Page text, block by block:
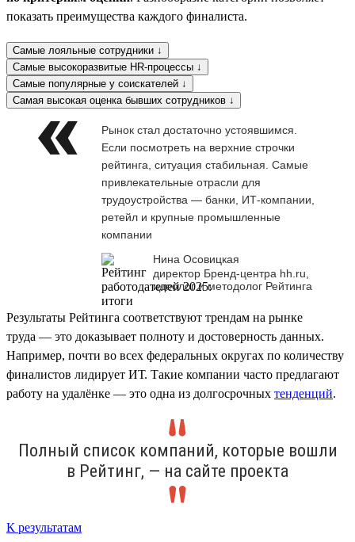
показать преимущества каждого финалиста.
Самые лояльные сотрудники ↓
Самые высокоразвитые HR-процессы ↓
Самые популярные у соискателей ↓
Самая высокая оценка бывших сотрудников ↓
Рынок стал достаточно устоявшимся.
Если посмотреть на верхние строчки
рейтинга, ситуация стабильная. Самые
привлекательные отрасли для
трудоустройства — банки, ИТ-компании,
ретейл и крупные промышленные
компании
Нина Осовицкая
директор Бренд-центра hh.ru,
идеолог и методолог Рейтинга
Результаты Рейтинга соответствуют трендам на рынке
труда — это доказывает полноту и достоверность данных.
Например, почти во всех федеральных округах по количеству
финалистов лидирует ИТ. Такие компании часто предлагают
работу на удалёнке — это одна из долгосрочных тенденций.
Полный список компаний, которые вошли
в Рейтинг, — на сайте проекта
К результатам